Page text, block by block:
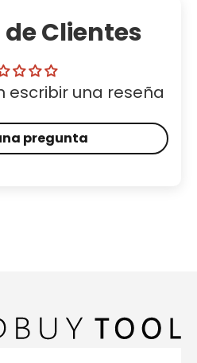
de Clientes
escribir una reseña
pregunta